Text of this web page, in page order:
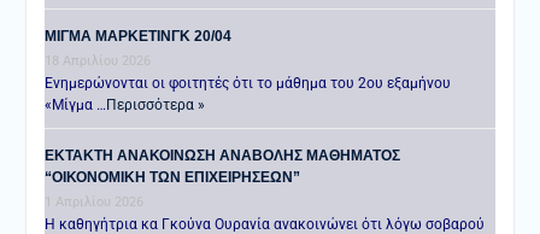
ΜΙΓΜΑ ΜΑΡΚΕΤΙΝΓΚ 20/04
18 Απριλίου 2026
Ενημερώνονται οι φοιτητές ότι το μάθημα του 2ου εξαμήνου
«Μίγμα …Περισσότερα »
ΕΚΤΑΚΤΗ ΑΝΑΚΟΙΝΩΣΗ ΑΝΑΒΟΛΗΣ ΜΑΘΗΜΑΤΟΣ
“ΟΙΚΟΝΟΜΙΚΗ ΤΩΝ ΕΠΙΧΕΙΡΗΣΕΩΝ”
1 Απριλίου 2026
Η καθηγήτρια κα Γκούνα Ουρανία ανακοινώνει ότι λόγω σοβαρού